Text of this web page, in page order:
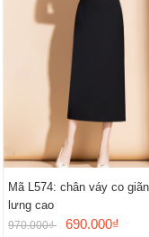
Mã L574: chân váy co
lưng cao
970.000₫ 690.000₫